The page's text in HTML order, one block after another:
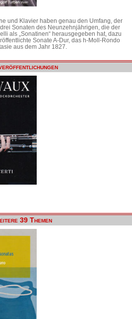
und Klavier haben genau den Umfang, der
Sonaten des Neunzehnjährigen, die der
als „Sonatinen“ herausgegeben hat, dazu
Sonate A-Dur, das h-Moll-Rondo
aus dem Jahr 1827.
39 Themen